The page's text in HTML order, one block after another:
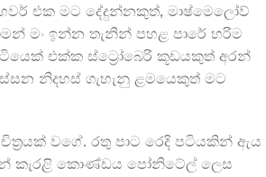
එක මට දේදුන්නකුත්, මාෂ්මෙලෝව්
මං ඉන්න තැනින් පහළ පාරේ හරිම
එක්ක ස්ට්‍රෝබෙරි කූඩයකුත් අරන්
නිදහස් ගැහැනු ළමයෙකුත් මට
වගේ. රතු පාට රෙදි පටියකින් ඇය
කැරළි කොණ්ඩය පෝනිටේල් ලෙස